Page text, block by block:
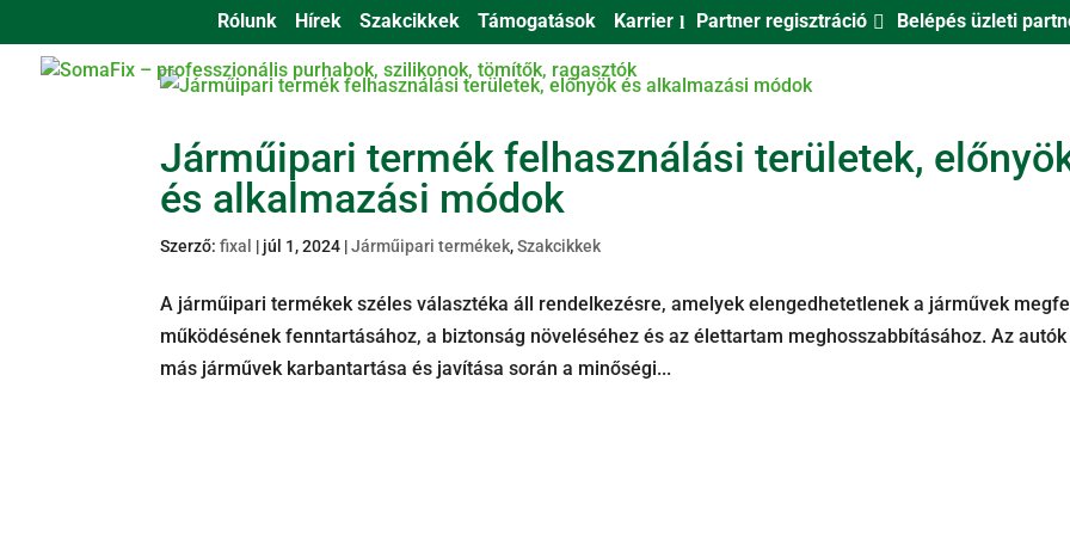
Rólunk Hírek Szakcikkek Támogatások Karrier Partner regisztráció Belépés üzleti
Járműipari termék felhasználási területek,
és alkalmazási módok
Szerző:fixal | júl 1, 2024 |Járműipari termékek,Szakcikkek
A járműipari termékek széles választéka áll rendelkezésre, amelyek elengedhetetlenek a járművek
működésének fenntartásához, a biztonság növeléséhez és az élettartam meghosszabbításához. Az autók
más járművek karbantartása és javítása során a minőségi...